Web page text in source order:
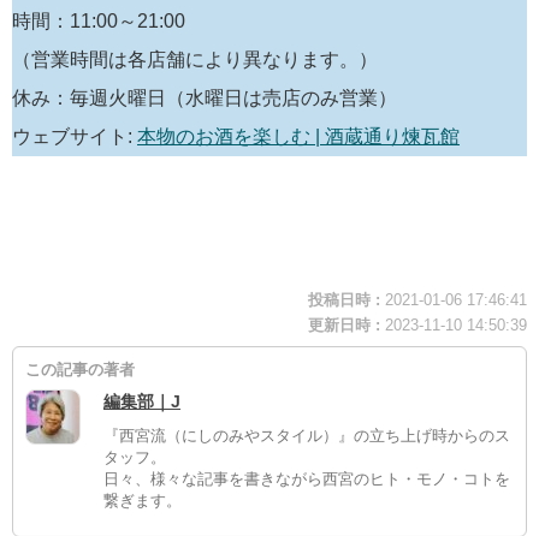
時間：11:00～21:00
（営業時間は各店舗により異なります。）
休み：毎週火曜日（水曜日は売店のみ営業）
ウェブサイト: 本物のお酒を楽しむ | 酒蔵通り煉瓦館
投稿日時 : 2021-01-06 17:46:41
更新日時 : 2023-11-10 14:50:39
この記事の著者
編集部｜J
『西宮流（にしのみやスタイル）』の立ち上げ時からのス
タッフ。
日々、様々な記事を書きながら西宮のヒト・モノ・コトを
繋ぎます。